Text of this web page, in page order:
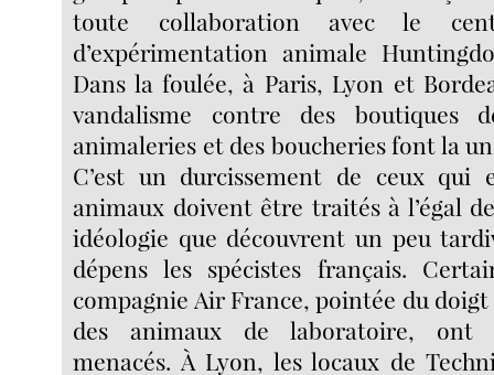
toute collaboration avec le
d’expérimentation animale
Dans la foulée, à Paris, Lyon et
vandalisme contre des boutiques
animaleries et des boucheries font la
C’est un durcissement de ceux qui
animaux doivent être traités à l’égal
idéologie que découvrent un peu
dépens les spécistes français.
compagnie Air France, pointée du
des animaux de laboratoire, ont
menacés. À Lyon, les locaux de